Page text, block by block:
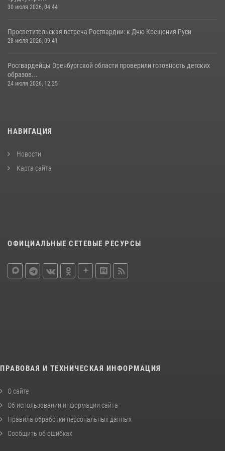
30 июля 2026, 04:44
Просветительская встреча Росгвардии: к Дню Крещения Руси
28 июля 2026, 09:41
Росгвардейцы Оренбургской области проверили готовность детских
образов...
24 июля 2026, 12:25
НАВИГАЦИЯ
Новости
Карта сайта
ОФИЦИАЛЬНЫЕ СЕТЕВЫЕ РЕСУРСЫ
ПРАВОВАЯ И ТЕХНИЧЕСКАЯ ИНФОРМАЦИЯ
О сайте
Об использовании информации сайта
Правила обработки персональных данных
Сообщить об ошибках